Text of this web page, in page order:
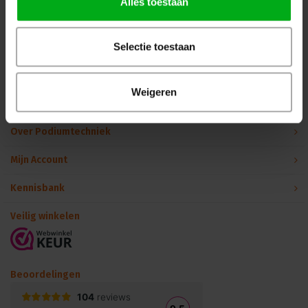
Selectie toestaan
Weigeren
Binnen 24 uur persoonlijk contact!
Over Podiumtechniek
Mijn Account
Kennisbank
Veilig winkelen
Beoordelingen